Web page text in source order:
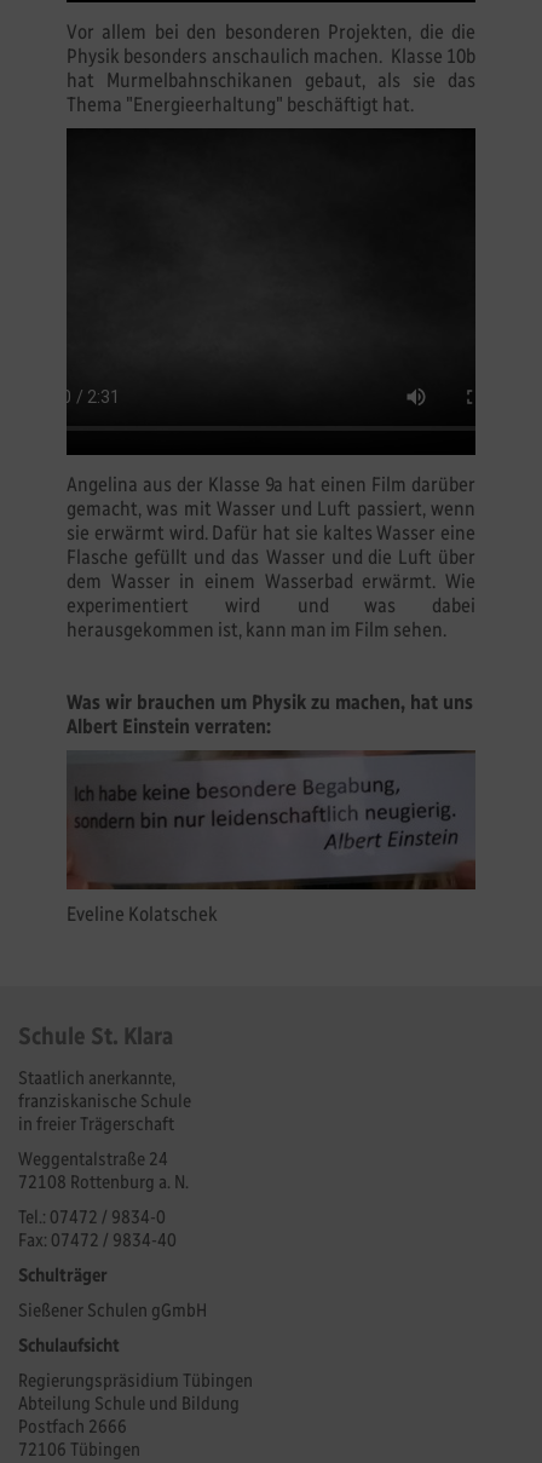
Vor allem bei den besonderen Projekten, die die
Physik besonders anschaulich machen. Klasse 10b
hat Murmelbahnschikanen gebaut, als sie das
Thema "Energieerhaltung" beschäftigt hat.
Angelina aus der Klasse 9a hat einen Film darüber
gemacht, was mit Wasser und Luft passiert, wenn
sie erwärmt wird. Dafür hat sie kaltes Wasser eine
Flasche gefüllt und das Wasser und die Luft über
dem Wasser in einem Wasserbad erwärmt. Wie
experimentiert wird und was dabei
herausgekommen ist, kann man im Film sehen.
Was wir brauchen um Physik zu machen, hat uns
Albert Einstein verraten:
Eveline Kolatschek
Schule St. Klara
Staatlich anerkannte,
franziskanische Schule
in freier Trägerschaft
Weggentalstraße 24
72108 Rottenburg a. N.
Tel.: 07472 / 9834-0
Fax: 07472 / 9834-40
Schulträger
Sießener Schulen gGmbH
Schulaufsicht
Regierungspräsidium Tübingen
Abteilung Schule und Bildung
Postfach 2666
72106 Tübingen